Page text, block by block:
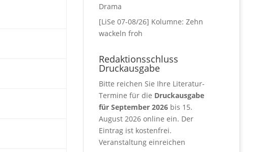
Drama
[LiSe 07-08/26] Kolumne: Zehn
wackeln froh
Redaktionsschluss
Druckausgabe
Bitte reichen Sie Ihre Literatur-
Termine für die Druckausgabe
für September 2026 bis 15.
August 2026 online ein. Der
Eintrag ist kostenfrei.
Veranstaltung einreichen